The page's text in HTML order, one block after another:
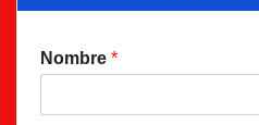
Nombre *